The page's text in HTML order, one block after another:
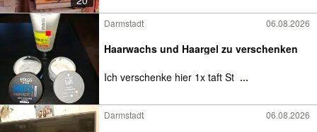
Darmstadt 06.08.2026
Haarwachs und Haargel zu verschenken
Ich verschenke hier 1x taft St ...
Darmstadt 06.08.2026